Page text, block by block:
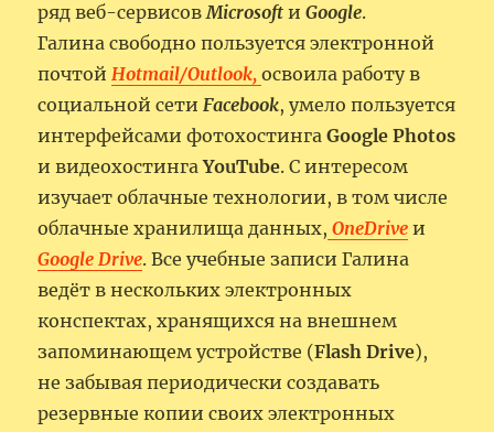
ряд веб-сервисовMicrosoft иGoogle.
Галина свободно пользуется электронной
почтойHotmail/Outlook, освоила работу в
социальной сетиFacebook, умело пользуется
интерфейсами фотохостинга Google Photos
и видеохостингаYouTube. С интересом
изучает облачные технологии, в том числе
облачные хранилища данных, OneDrive и
Google Drive. Все учебные записи Галина
ведёт в нескольких электронных
конспектах, хранящихся на внешнем
запоминающем устройстве (Flash Drive),
не забывая периодически создавать
резервные копии своих электронных